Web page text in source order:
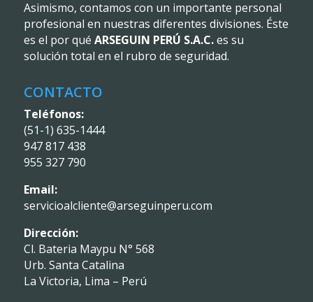
Asimismo, contamos con un importante personal
profesional en nuestras diferentes divisiones. Éste
es el por qué ARSEGUIN PERÚ S.A.C.es su
solución total en el rubro de seguridad.
CONTACTO
Teléfonos:
(51-1) 635-1444
947 817 438
955 327 790
Email:
servicioalcliente@arseguinperu.com
Dirección:
Cl. Bateria Maypu N° 568
Urb. Santa Catalina
La Victoria, Lima – Perú